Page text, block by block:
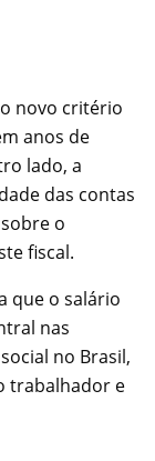
novo critério
anos de
lado, a
das contas
o
fiscal.
que o salário
nas
no Brasil,
trabalhador e